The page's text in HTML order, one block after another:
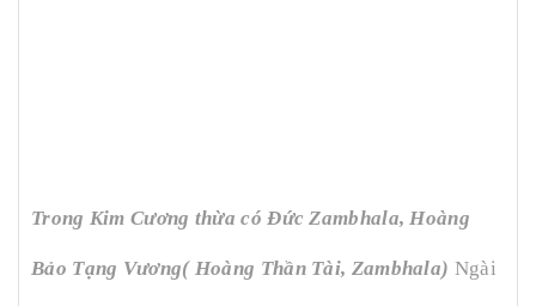
Trong Kim Cương thừa có Đức Zambhala, Hoàng
Bảo Tạng Vương( Hoàng Thần Tài, Zambhala) Ngài